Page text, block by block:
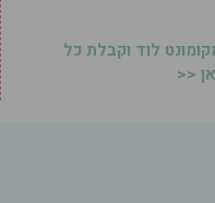
לוד וקבלת כל
<<